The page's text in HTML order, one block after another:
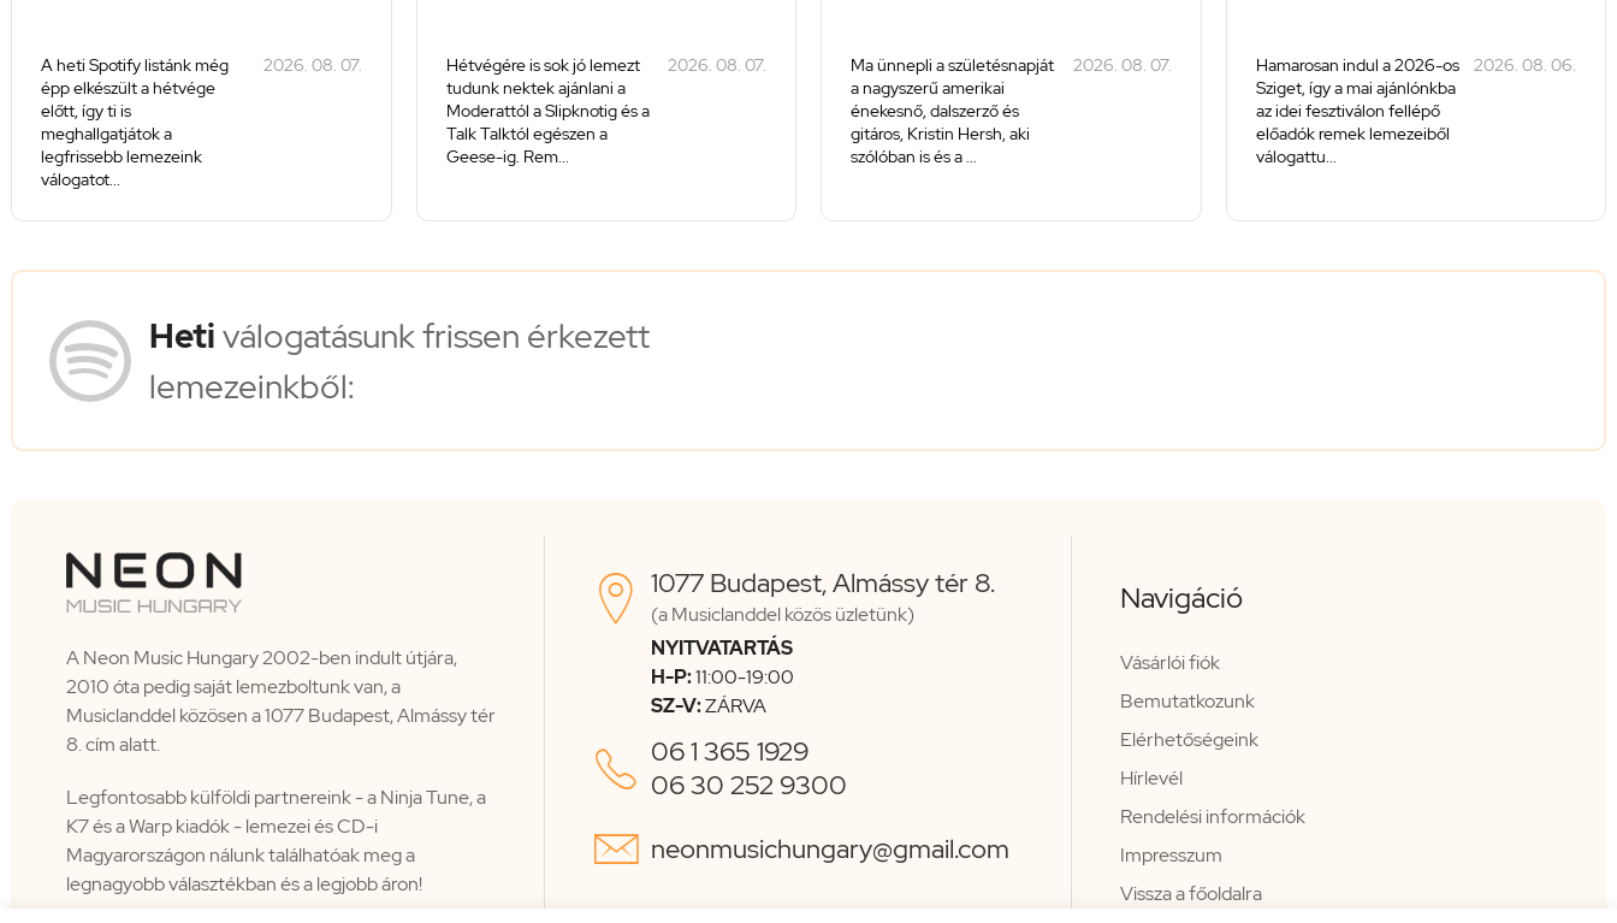
A heti Spotify listánk még
épp elkészült a hétvége
előtt, így ti is
meghallgatjátok a
legfrissebb lemezeink
válogatot...
2026. 08. 07.
Hétvégére is sok jó lemezt
tudunk nektek ajánlani a
Moderattól a Slipknotig és a
Talk Talktól egészen a
Geese-ig. Rem...
2026. 08. 07.
Ma ünnepli a születésnapját
a nagyszerű amerikai
énekesnő, dalszerző és
gitáros, Kristin Hersh, aki
szólóban is és a ...
2026. 08. 07.
Hamarosan indul a 2026-os
Sziget, így a mai ajánlónkba
az idei fesztiválon fellépő
előadók remek lemezeiből
válogattu...
2026. 08. 06.
Hetiválogatásunk frissen érkezett
lemezeinkből:
A Neon Music Hungary 2002-ben indult útjára,
2010 óta pedig saját lemezboltunk van, a
Musiclanddel közösen a 1077 Budapest, Almássy tér
8. cím alatt.
Legfontosabb külföldi partnereink - a Ninja Tune, a
K7 és a Warp kiadók - lemezei és CD-i
Magyarországon nálunk találhatóak meg a
legnagyobb választékban és a legjobb áron!
 1077 Budapest, Almássy tér 8.
(a Musiclanddel közös üzletünk)
NYITVATARTÁS
H-P:11:00-19:00
SZ-V:ZÁRVA
 06 1 365 1929
06 30 252 9300
 neonmusichungary@gmail.com
Navigáció
Vásárlói fiók
Bemutatkozunk
Elérhetőségeink
Hírlevél
Rendelési információk
Impresszum
Vissza a főoldalra